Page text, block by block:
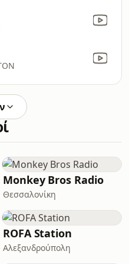
Monkey Bros Radio
Θεσσαλονίκη
ROFA Station
Αλεξανδρούπολη